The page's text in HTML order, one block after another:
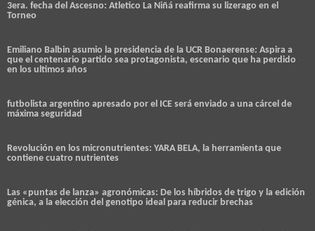
3era. fecha del Ascesno: Atletico La Niñá reafirma su lizerago en el
Torneo
Emiliano Balbin asumio la presidencia de la UCR Bonaerense: Aspira a
que el centenario partido sea protagonista, escenario que ha perdido
en los ultimos años
futbolista argentino apresado por el ICE será enviado a una cárcel de
máxima seguridad
Revolución en los micronutrientes: YARA BELA, la herramienta que
contiene cuatro nutrientes
Las «puntas de lanza» agronómicas: De los híbridos de trigo y la edición
génica, a la elección del genotipo ideal para reducir brechas